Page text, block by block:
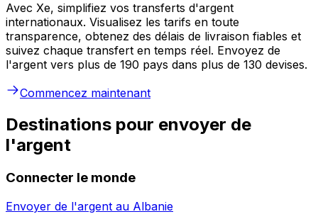
Avec Xe, simplifiez vos transferts d'argent
internationaux. Visualisez les tarifs en toute
transparence, obtenez des délais de livraison fiables et
suivez chaque transfert en temps réel. Envoyez de
l'argent vers plus de 190 pays dans plus de 130 devises.
Commencez maintenant
Destinations pour envoyer de
l'argent
Connecter le monde
Envoyer de l'argent au Albanie